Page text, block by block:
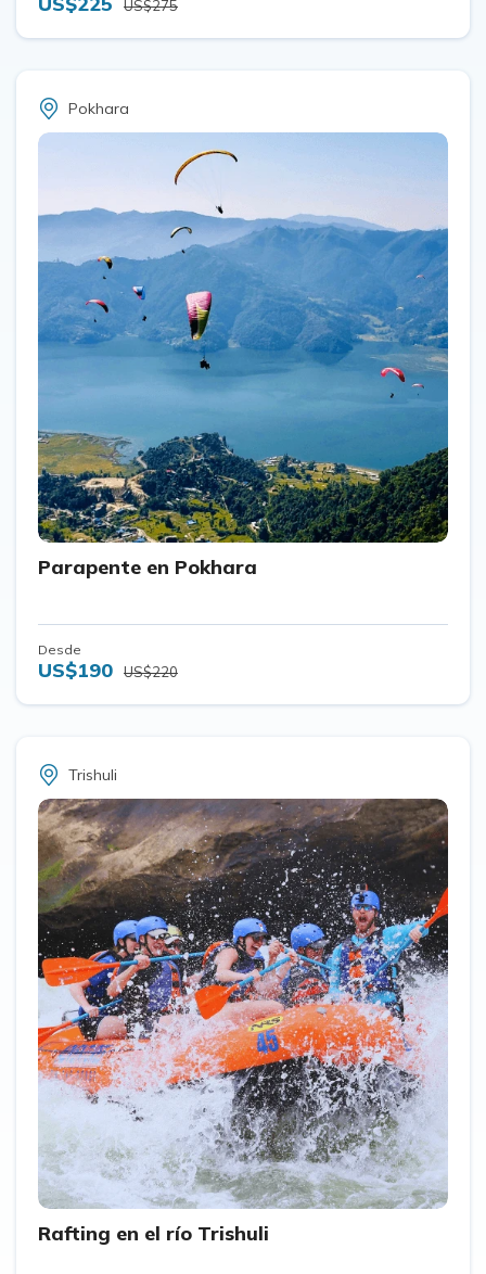
US$275
Pokhara
Parapente en Pokhara
Desde
US$190 US$220
Trishuli
Rafting en el río Trishuli